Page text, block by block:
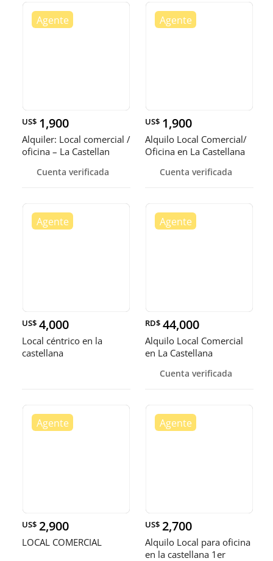
US$ 1,900
Alquiler: Local comercial /
oficina – La Castellan
Cuenta verificada
US$ 1,900
Alquilo Local Comercial/
Oficina en La Castellana
Cuenta verificada
US$ 4,000
Local céntrico en la
castellana
RD$ 44,000
Alquilo Local Comercial
en La Castellana
Cuenta verificada
US$ 2,900
LOCAL COMERCIAL
US$ 2,700
Alquilo Local para oficina
en la castellana 1er